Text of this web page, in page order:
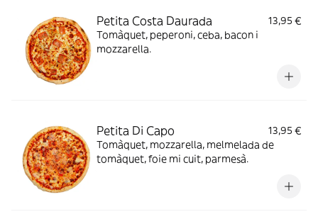
Petita Costa Daurada
13,95 €
Tomàquet, peperoni, ceba, bacon i
mozzarella.
Petita Di Capo
13,95 €
Tomàquet, mozzarella, melmelada de
tomàquet, foie mi cuit, parmesà.